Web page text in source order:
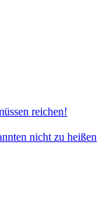
reichen!
nicht zu heißen